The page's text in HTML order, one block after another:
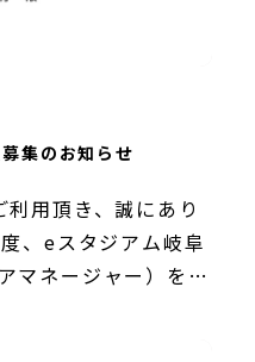
集のお知らせ
用頂き、誠にあり
、eスタジアム岐阜
マネージャー）を募